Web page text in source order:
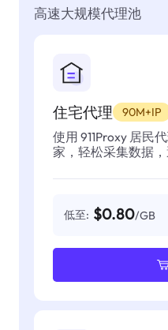
高速大规模代理池
住宅代理 90M+IP
使用 911Proxy 居民
家，轻松采集数据，
低至: $0.80/GB